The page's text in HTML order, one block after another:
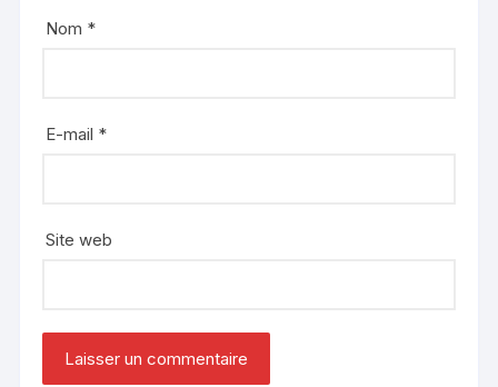
Nom *
E-mail *
Site web